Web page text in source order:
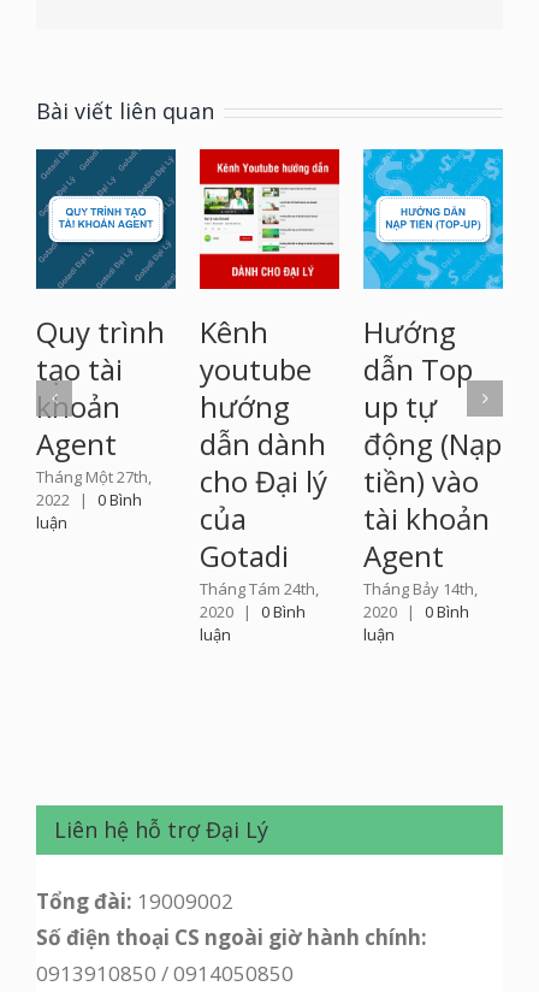
Bài viết liên quan
Quy trình
tạo tài
khoản
Agent
Tháng Một 27th,
2022
|
0 Bình
luận
Kênh
youtube
hướng
dẫn dành
cho Đại lý
của
Gotadi
Tháng Tám 24th,
2020
|
0 Bình
luận
Hướng
dẫn Top
up tự
động (Nạp
tiền) vào
tài khoản
Agent
Tháng Bảy 14th,
2020
|
0 Bình
luận
Liên hệ hỗ trợ Đại Lý
Tổng đài: 19009002
Số điện thoại CS ngoài giờ hành chính:
0913910850 / 0914050850